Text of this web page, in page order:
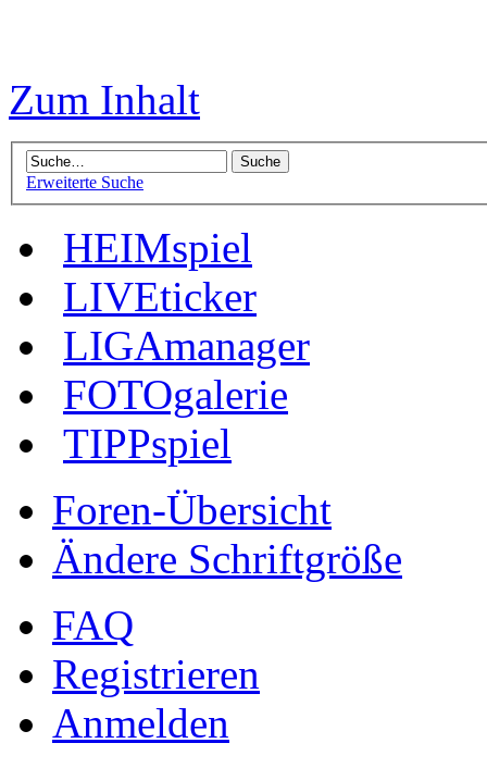
Zum Inhalt
Erweiterte Suche
HEIMspiel
LIVEticker
LIGAmanager
FOTOgalerie
TIPPspiel
Foren-Übersicht
Ändere Schriftgröße
FAQ
Registrieren
Anmelden